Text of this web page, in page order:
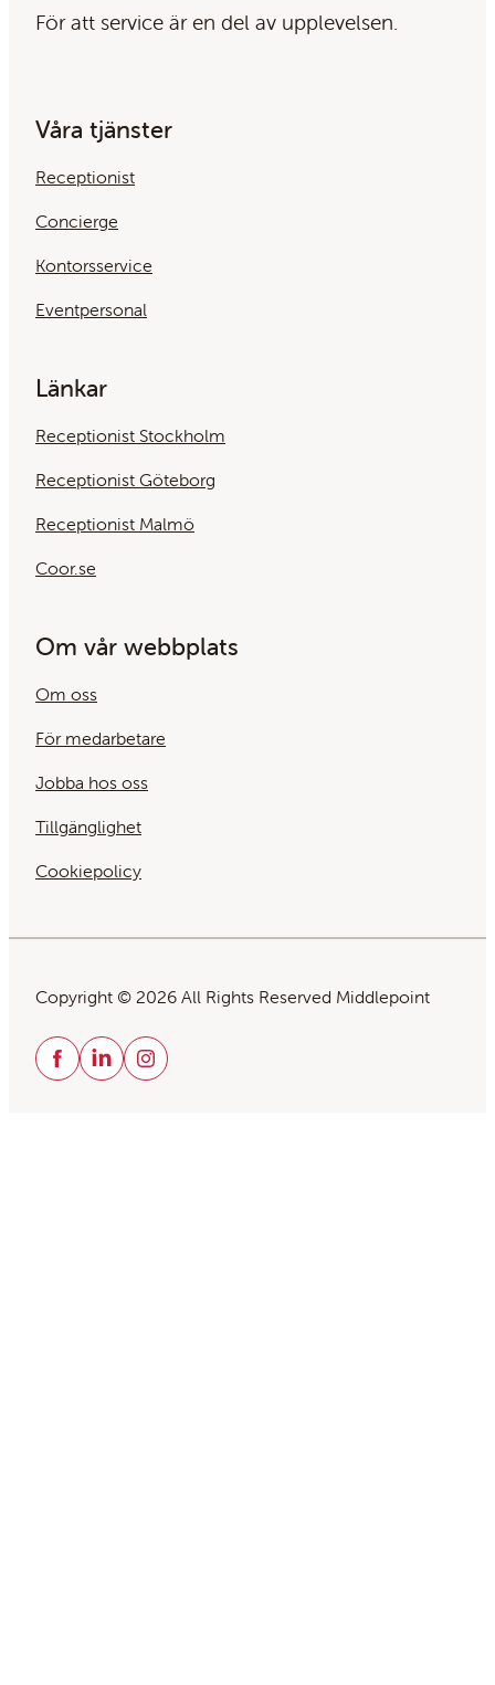
För att service är en del av upplevelsen.
Våra tjänster
Receptionist
Concierge
Kontorsservice
Eventpersonal
Länkar
Receptionist Stockholm
Receptionist Göteborg
Receptionist Malmö
Coor.se
Om vår webbplats
Om oss
För medarbetare
Jobba hos oss
Tillgänglighet
Cookiepolicy
Copyright © 2026 All Rights Reserved Middlepoint